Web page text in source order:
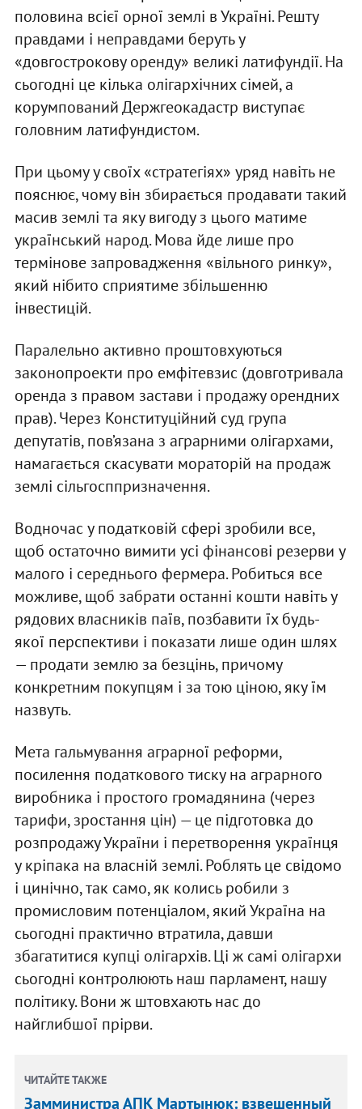
половина всієї орної землі в Україні. Решту
правдами і неправдами беруть у
«довгострокову оренду» великі латифундії. На
сьогодні це кілька олігархічних сімей, а
корумпований Держгеокадастр виступає
головним латифундистом.
При цьому у своїх «стратегіях» уряд навіть не
пояснює, чому він збирається продавати такий
масив землі та яку вигоду з цього матиме
український народ. Мова йде лише про
термінове запровадження «вільного ринку»,
який нібито сприятиме збільшенню
інвестицій.
Паралельно активно проштовхуються
законопроекти про емфітевзис (довготривала
оренда з правом застави і продажу орендних
прав). Через Конституційний суд група
депутатів, пов’язана з аграрними олігархами,
намагається скасувати мораторій на продаж
землі сільгосппризначення.
Водночас у податковій сфері зробили все,
щоб остаточно вимити усі фінансові резерви у
малого і середнього фермера. Робиться все
можливе, щоб забрати останні кошти навіть у
рядових власників паїв, позбавити їх будь-
якої перспективи і показати лише один шлях
— продати землю за безцінь, причому
конкретним покупцям і за тою ціною, яку їм
назвуть.
Мета гальмування аграрної реформи,
посилення податкового тиску на аграрного
виробника і простого громадянина (через
тарифи, зростання цін) — це підготовка до
розпродажу України і перетворення українця
у кріпака на власній землі. Роблять це свідомо
і цинічно, так само, як колись робили з
промисловим потенціалом, який Україна на
сьогодні практично втратила, давши
збагатитися купці олігархів. Ці ж самі олігархи
сьогодні контролюють наш парламент, нашу
політику. Вони ж штовхають нас до
найглибшої прірви.
ЧИТАЙТЕ ТАКЖЕ
Замминистра АПК Мартынюк: взвешенный